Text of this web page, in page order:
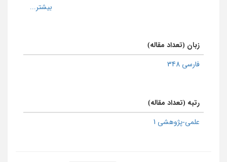
زبان (تعداد مقاله)
فارسی 348
رتبه (تعداد مقاله)
علمی-پژوهشی 1